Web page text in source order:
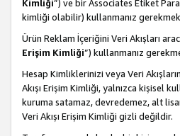
Kimliği”) ve bir Associates Etiket
kimliği olabilir) kullanmanız
Ürün Reklam İçeriğini Veri Akışları
Erişim Kimliği”) kullanmanız
Hesap Kimliklerinizi veya Veri
Akışı Erişim Kimliği, yalnızca kişisel
kuruma satamaz, devredemez, alt
Veri Akışı Erişim Kimliği gizli değildir.